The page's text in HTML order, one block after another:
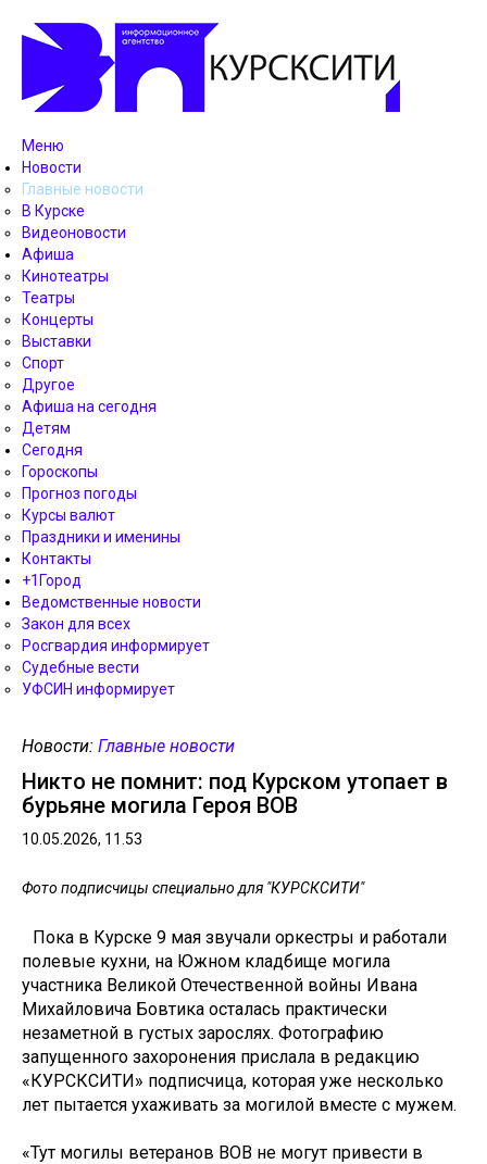
Меню
Новости
Главные новости
В Курске
Видеоновости
Афиша
Кинотеатры
Театры
Концерты
Выставки
Спорт
Другое
Афиша на сегодня
Детям
Сегодня
Гороскопы
Прогноз погоды
Курсы валют
Праздники и именины
Контакты
+1Город
Ведомственные новости
Закон для всех
Росгвардия информирует
Судебные вести
УФСИН информирует
Новости: Главные новости
Никто не помнит: под Курском утопает в
бурьяне могила Героя ВОВ
10.05.2026, 11.53
Фото подписчицы специально для "КУРСКСИТИ"
Пока в Курске 9 мая звучали оркестры и работали
полевые кухни, на Южном кладбище могила
участника Великой Отечественной войны Ивана
Михайловича Бовтика осталась практически
незаметной в густых зарослях. Фотографию
запущенного захоронения прислала в редакцию
«КУРСКСИТИ» подписчица, которая уже несколько
лет пытается ухаживать за могилой вместе с мужем.
«Тут могилы ветеранов ВОВ не могут привести в